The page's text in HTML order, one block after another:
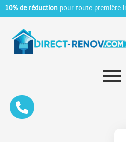
10% de réduction pour toute première